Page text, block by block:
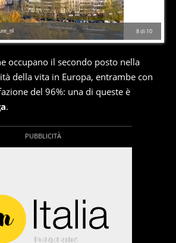
8di 10
occupano il secondo posto nella
della vita in Europa, entrambe con
del 96%: una di queste è
.